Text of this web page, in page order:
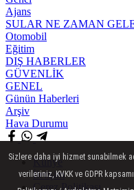
Ajans
SULAR NE ZAMAN
Otomobil
Eğitim
DIŞ HABERLER
GÜVENLİK
GENEL
Günün Haberleri
Arşiv
Hava Durumu
Künye
İletişim
Çerez Politikası
Sizlere daha iyi hizmet sunabilmek
verileriniz, KVKK ve GDPR